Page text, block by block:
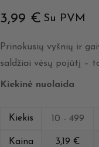
3,99 € Su PVM
Prinokusių vyšnių ir
saldžiai vėsų pojūtį –
Kiekinė nuolaida
Kiekis 10 - 499
Kaina 3,19 €